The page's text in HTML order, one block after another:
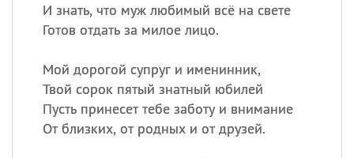
И знать, что муж любимый всё на свете
Готов отдать за милое лицо.
Мой дорогой супруг и именинник,
Твой сорок пятый знатный юбилей
Пусть принесет тебе заботу и внимание
От близких, от родных и от друзей.